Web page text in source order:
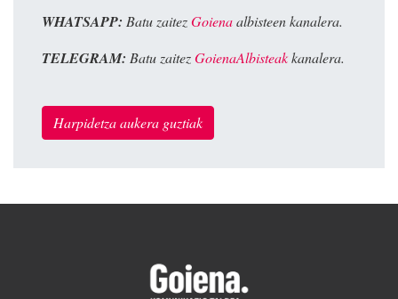
WHATSAPP: Batu zaitezGoienaalbisteen kanalera.
TELEGRAM: Batu zaitezGoienaAlbisteakkanalera.
Harpidetza aukera guztiak